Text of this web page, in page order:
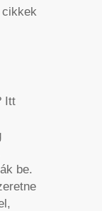
cikkek
Itt
be.